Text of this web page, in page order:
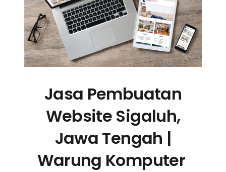
Jasa Pembuatan
Website Sigaluh,
Jawa Tengah |
Warung Komputer